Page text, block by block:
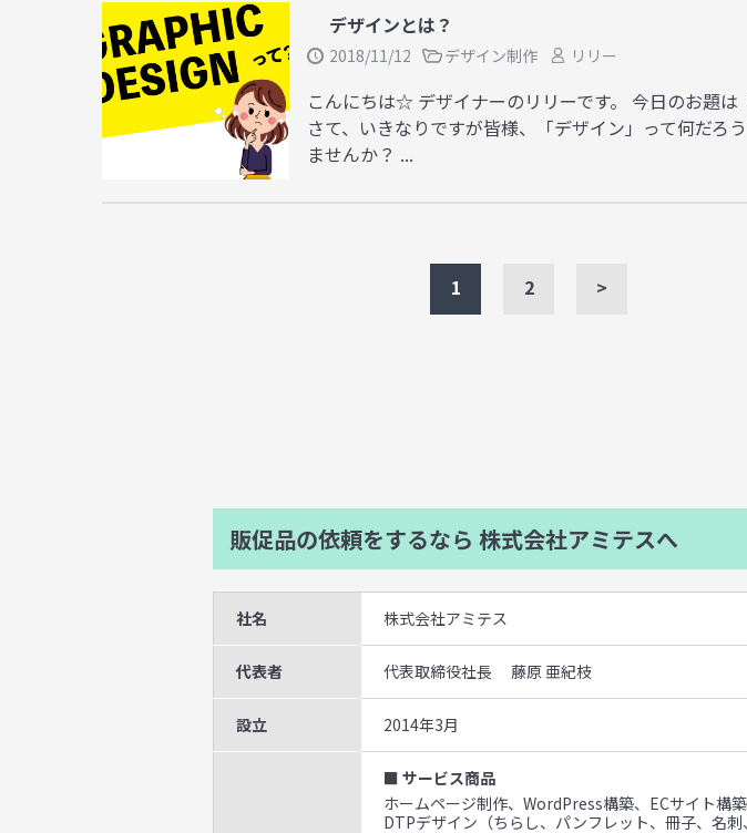
デザインとは？
2018/11/12 デザイン制作 リリー
こんにちは☆ デザイナーのリリーです。 今日のお題は
さて、いきなりですが皆様、「デザイン」って何だ
ませんか？ ...
1 2 >
販促品の依頼をするなら 株式会社アミテスへ
社名 株式会社アミテス
代表者 代表取締役社長 藤原 亜紀枝
設立 2014年3月
■ サービス商品
ホームページ制作、WordPress構築、ECサイト構築
DTPデザイン（ちらし、パンフレット、冊子、名